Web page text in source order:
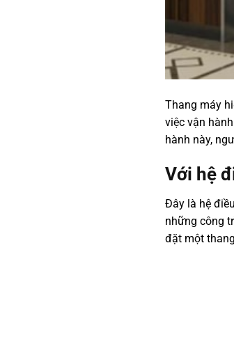
Thang máy
việc vận
hành này,
Với hệ
Đây là hệ
những công
đặt một